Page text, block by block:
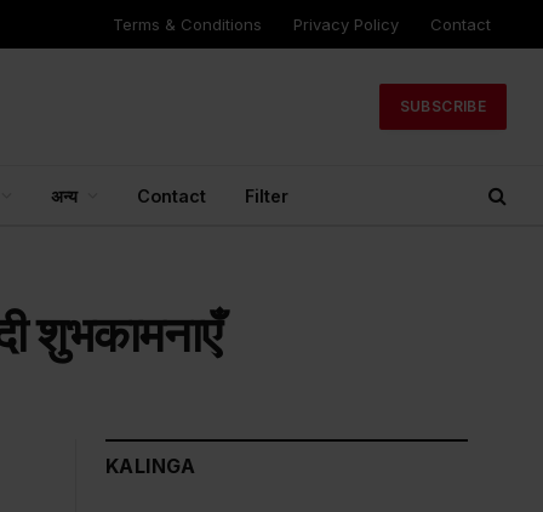
Terms & Conditions Privacy Policy Contact
SUBSCRIBE
अन्य Contact Filter
शुभकामनाएँ
KALINGA